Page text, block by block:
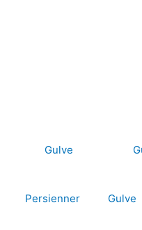
Gulve
Persienner Gulve